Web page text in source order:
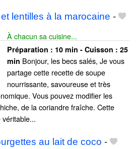
lentilles à la marocaine -
À chacun sa cuisine...
Préparation : 10 min - Cuisson : 25
min Bonjour, les becs salés, Je vous
partage cette recette de soupe
nourrissante, savoureuse et très
Vous pouvez modifier les
de la coriandre fraîche. Cette
au lait de coco -